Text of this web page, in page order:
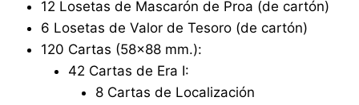
12 Losetas de Mascarón de Proa (de cartón)
6 Losetas de Valor de Tesoro (de cartón)
120 Cartas (58×88 mm.):
42 Cartas de Era I:
8 Cartas de Localización